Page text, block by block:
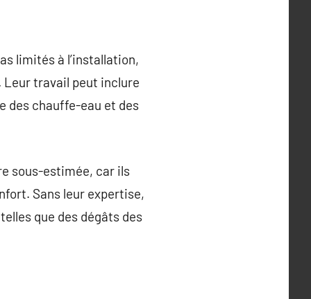
limités à l’installation,
Leur travail peut inclure
des chauffe-eau et des
sous-estimée, car ils
Sans leur expertise,
que des dégâts des